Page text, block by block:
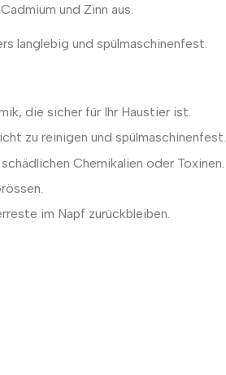
und Zinn aus.
langlebig und spülmaschinenfest.
die sicher für Ihr Haustier ist.
zu reinigen und spülmaschinenfest.
Chemikalien oder Toxinen.
im Napf zurückbleiben.